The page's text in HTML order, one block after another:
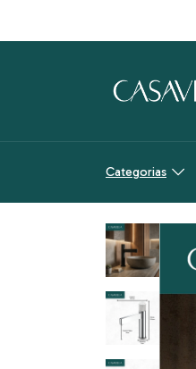
Categorias